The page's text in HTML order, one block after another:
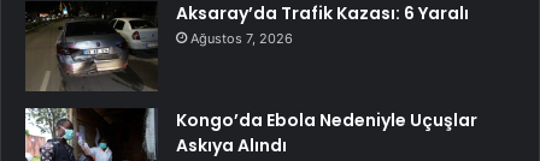
Aksaray’da Trafik Kazası: 6 Yaralı
Ağustos 7, 2026
Kongo’da Ebola Nedeniyle Uçuşlar
Askıya Alındı